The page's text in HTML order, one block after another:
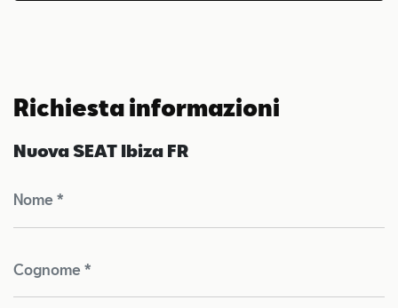
Richiesta informazioni
Nuova SEAT Ibiza FR
Nome *
Cognome *